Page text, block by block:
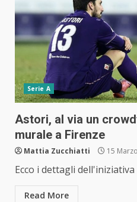
Serie A
Astori, al via un
murale a Firenze
Mattia Zucchiatti 15
Ecco i dettagli dell'iniziativa
Read More